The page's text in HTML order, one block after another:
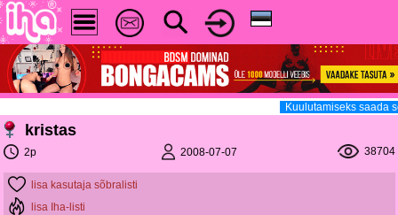
Kuulutamiseks saada
kristas
2p 2008-07-07 38704
lisa kasutaja sõbralisti
lisa Iha-listi